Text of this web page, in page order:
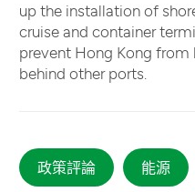
up the installation of
cruise and container
prevent Hong Kong
behind other ports.
政策評論 能源